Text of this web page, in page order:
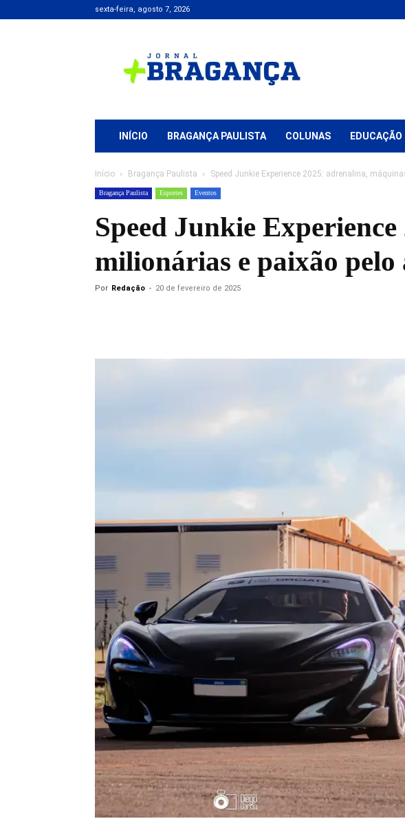
sexta-feira, agosto 7, 2026
+
Bragança
INÍCIO BRAGANÇA PAULISTA COLUNAS EDUCAÇÃO
Início Bragança Paulista Speed Junkie Experience 2025: adrenalina,
Bragança Paulista Esportes Eventos
Speed Junkie
milionárias e paixão
Por Redação - 20 de fevereiro de 2025